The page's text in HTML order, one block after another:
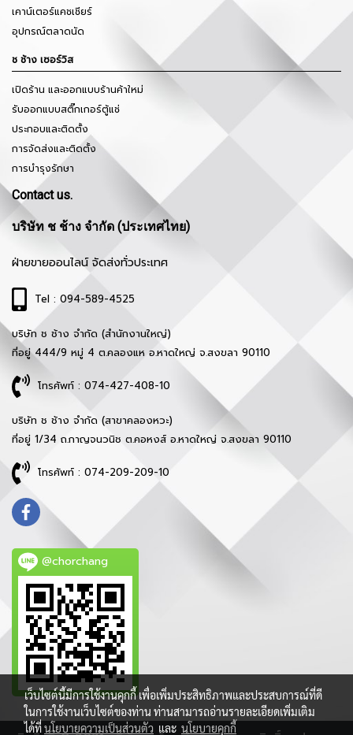
เคาน์เตอร์แคชเชียร์
อุปกรณ์ตลาดนัด
ช ช้าง เซอร์วิส
เปิดร้าน และออกแบบร้านค้าใหม่
รับออกแบบสติ๊กเกอร์ตู้แช่
ประกอบและติดตั้ง
การจัดส่งและติดตั้ง
การบำรุงรักษา
Contact us.
บริษัท ช ช้าง จำกัด (ประเทศไทย)
ฝ่ายขายออนไลน์ จัดส่งทั่วประเทศ
Tel : 094-589-4525
บริษัท ช ช้าง จำกัด (สำนักงานใหญ่)
ที่อยู่ 444/9 หมู่ 4 ต.คลองแห อ.หาดใหญ่ จ.สงขลา 90110
โทรศัพท์ : 074-427-408-10
บริษัท ช ช้าง จำกัด (สาขาคลองหวะ)
ที่อยู่ 1/34 ถ.กาญจนวนิช ต.คอหงส์ อ.หาดใหญ่ จ.สงขลา 90110
โทรศัพท์ : 074-209-209-10
@chorchang
เว็บไซต์นี้มีการใช้งานคุกกี้ เพื่อเพิ่มประสิทธิภาพและประสบการณ์ที่ดี
ในการใช้งานเว็บไซต์ของท่าน ท่านสามารถอ่านรายละเอียดเพิ่มเติม
ได้ที่นโยบายความเป็นส่วนตัว และ นโยบายคุกกี้